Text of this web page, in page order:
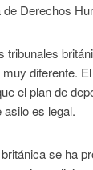
Derechos
tribunales
diferente.
el plan de
es legal.
se ha